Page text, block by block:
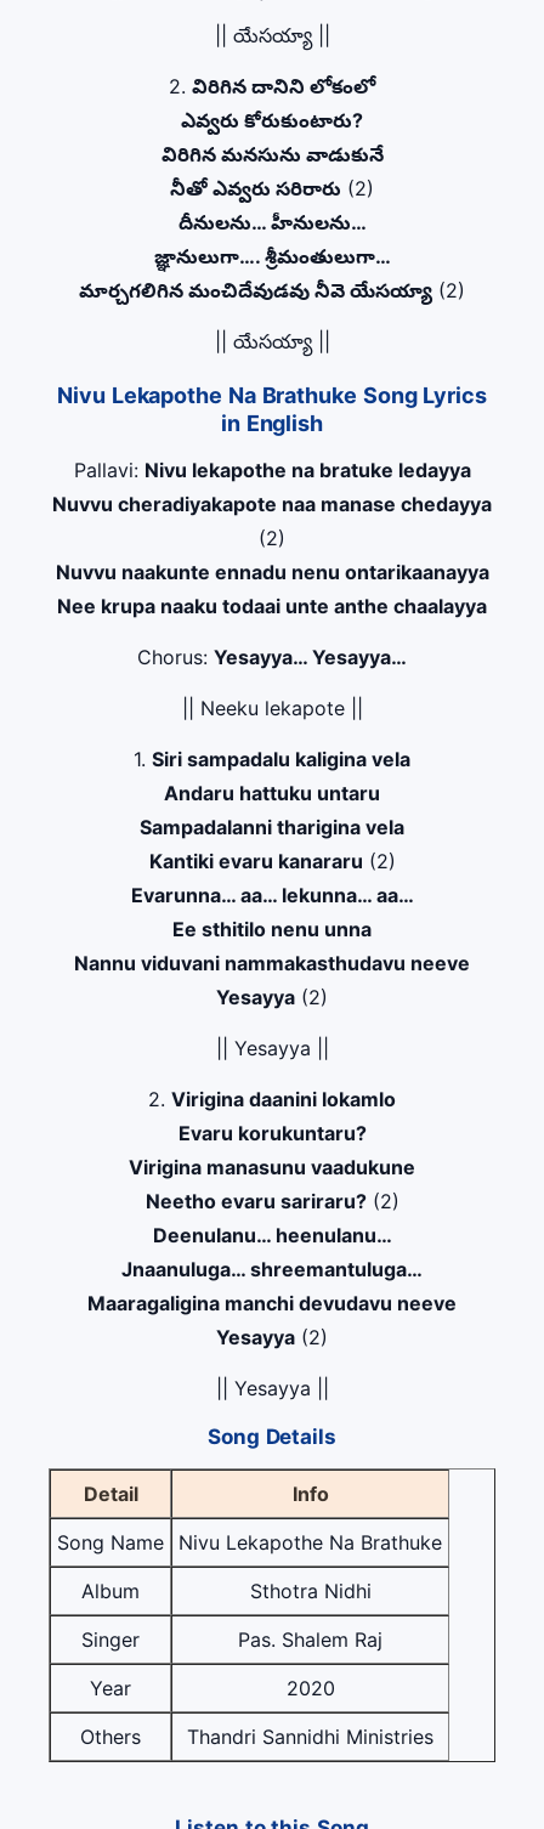
|| యేసయ్యా ||
2. విరిగిన దానిని లోకంలో
ఎవ్వరు కోరుకుంటారు?
విరిగిన మనసును వాడుకునే
నీతో ఎవ్వరు సరిరారు (2)
దీనులను… హీనులను…
జ్ఞానులుగా…. శ్రీమంతులుగా…
మార్చగలిగిన మంచిదేవుడవు నీవె యేసయ్యా (2)
|| యేసయ్యా ||
Nivu Lekapothe Na Brathuke Song Lyrics
in English
Pallavi: Nivu lekapothe na bratuke ledayya
Nuvvu cheradiyakapote naa manase chedayya
(2)
Nuvvu naakunte ennadu nenu ontarikaanayya
Nee krupa naaku todaai unte anthe chaalayya
Chorus: Yesayya… Yesayya…
|| Neeku lekapote ||
1. Siri sampadalu kaligina vela
Andaru hattuku untaru
Sampadalanni tharigina vela
Kantiki evaru kanararu (2)
Evarunna… aa… lekunna… aa…
Ee sthitilo nenu unna
Nannu viduvani nammakasthudavu neeve
Yesayya (2)
|| Yesayya ||
2. Virigina daanini lokamlo
Evaru korukuntaru?
Virigina manasunu vaadukune
Neetho evaru sariraru?(2)
Deenulanu… heenulanu…
Jnaanuluga… shreemantuluga…
Maaragaligina manchi devudavu neeve
Yesayya (2)
|| Yesayya ||
Song Details
Detail
Info
Song Name
Nivu Lekapothe Na Brathuke
Album
Sthotra Nidhi
Singer
Pas. Shalem Raj
Year
2020
Others
Thandri Sannidhi Ministries